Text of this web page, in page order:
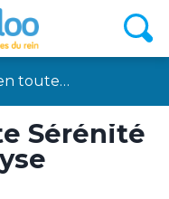
toute…
Sérénité